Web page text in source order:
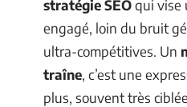
stratégie SEOqui vise
engagé, loin du bruit
ultra-compétitives. Un
traîne, c’est une
plus, souvent très